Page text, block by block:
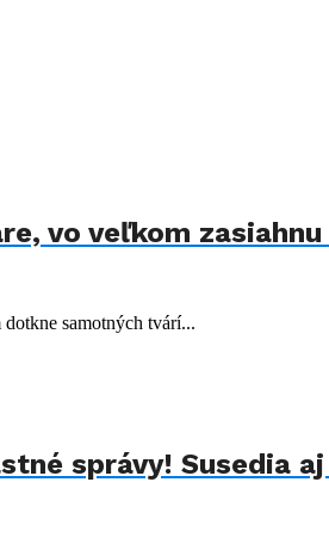
vo veľkom
samotných tvárí...
správy! Susedia